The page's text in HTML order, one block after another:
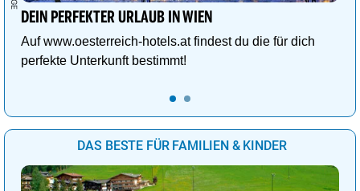
DEIN PERFEKTER URLAUB IN WIEN
Auf www.oesterreich-hotels.at findest du die für dich
perfekte Unterkunft bestimmt!
DAS BESTE FÜR FAMILIEN & KINDER